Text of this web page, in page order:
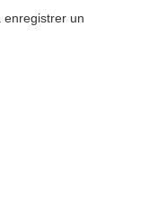
enregistrer un